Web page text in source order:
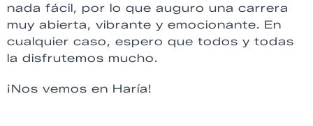
nada fácil, por lo que auguro una carrera
muy abierta, vibrante y emocionante. En
cualquier caso, espero que todos y todas
la disfrutemos mucho.
¡Nos vemos en Haría!